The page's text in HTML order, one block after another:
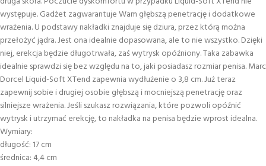
występuje. Gadżet zagwarantuje Wam głębszą penetrację i dodatkowe
wrażenia. U podstawy nakładki znajduje się dziura, przez którą można
przełożyć jądra. Jest ona idealnie dopasowana, ale to nie wszystko. Dzięki
niej, erekcja będzie długotrwała, zaś wytrysk opóźniony. Taka zabawka
idealnie sprawdzi się bez względu na to, jaki posiadasz rozmiar penisa. Marc
Dorcel Liquid-Soft XTend zapewnia wydłużenie o 3,8 cm. Już teraz
zapewnij sobie i drugiej osobie głębszą i mocniejszą penetrację oraz
silniejsze wrażenia. Jeśli szukasz rozwiązania, które pozwoli opóźnić
wytrysk i utrzymać erekcję, to nakładka na penisa będzie wprost idealna.
Wymiary:
długość: 17 cm
średnica: 4,4 cm